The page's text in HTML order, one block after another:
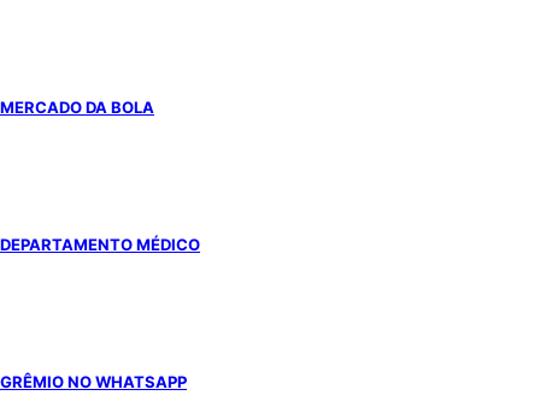
MERCADO DA BOLA
DEPARTAMENTO MÉDICO
GRÊMIO NO WHATSAPP